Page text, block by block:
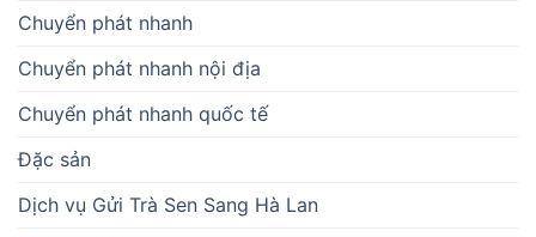
Chuyển phát nhanh
Chuyển phát nhanh nội địa
Chuyển phát nhanh quốc tế
Đặc sản
Dịch vụ Gửi Trà Sen Sang Hà Lan